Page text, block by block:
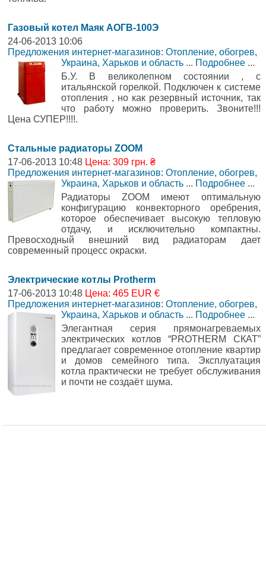
Газовый котел Маяк АОГВ-100Э
24-06-2013 10:06
Предложения интернет-магазинов: Отопление, обогрев,
Украина, Харьков и область ... Подробнее ...
Б.У. В великолепном состоянии , с
итальянской горелкой. Подключен к системе
отопления , но как резервный источник, так
что работу можно проверить. Звоните!!!
Цена СУПЕР!!!!.
Стальные радиаторы ZOOM
17-06-2013 10:48 Цена: 309 грн. ₴
Предложения интернет-магазинов: Отопление, обогрев,
Украина, Харьков и область ... Подробнее ...
Радиаторы ZOOM имеют оптимальную
конфигурацию конвекторного оребрения,
которое обеспечивает высокую тепловую
отдачу, и исключительно компактны.
Превосходный внешний вид радиаторам дает
современный процесс окраски.
Электрические котлы Protherm
17-06-2013 10:48 Цена: 465 EUR €
Предложения интернет-магазинов: Отопление, обогрев,
Украина, Харьков и область ... Подробнее ...
Элегантная серия прямонагреваемых
электрических котлов “PROTHERM СКАТ”
предлагает современное отопление квартир
и домов семейного типа. Эксплуатация
котла практически не требует обслуживания
и почти не создаёт шума.